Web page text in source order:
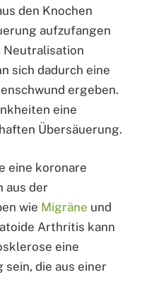
den Knochen
aufzufangen
Neutralisation
sich dadurch eine
ergeben.
eine
Übersäuerung.
eine koronare
aus der
wie Migräne und
Arthritis kann
eine
die aus einer